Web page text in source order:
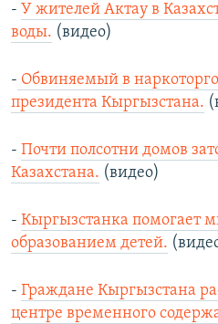
- У жителей Актау в
воды. (видео)
- Обвиняемый в
президента Кыргызстана.
- Почти полсотни домов
Казахстана. (видео)
- Кыргызстанка помогает
образованием детей.
- Граждане Кыргызстана
центре временного